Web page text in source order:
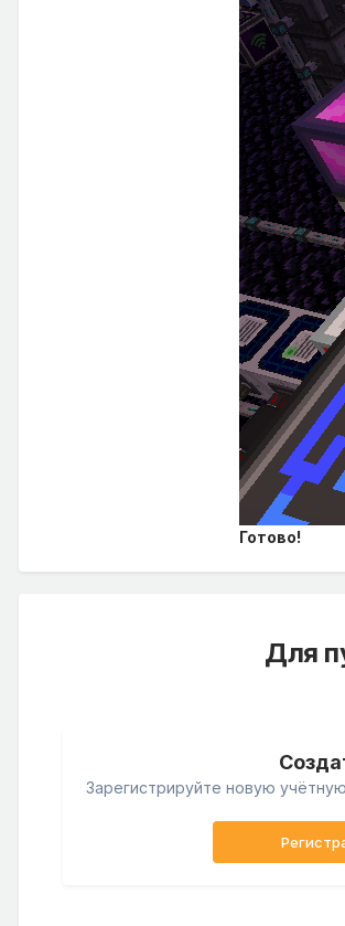
Готово!
Для
Зарегистрируйте новую